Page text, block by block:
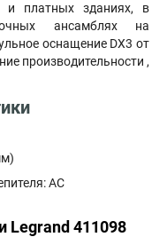
платных зданиях, в
ансамблях на
оснащение DX3 от
производительности ,
AC
Legrand 411098